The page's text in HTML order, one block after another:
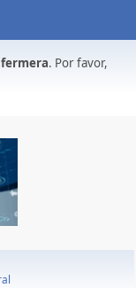
. Por favor,